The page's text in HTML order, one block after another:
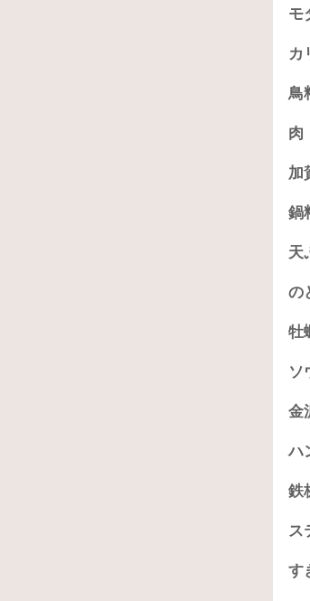
モ
カ
鳥
肉
加
鍋
天
の
牡
ソ
金
ハ
鉄
ス
す